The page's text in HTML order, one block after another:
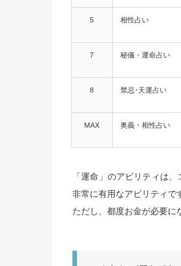
5 相性占い
7 秘儀・運命占い
8 禁忌･天運占い
MAX 奥義・相性占い
「運命」のアビリティは
非常に有用なアビリティで
ただし、都度お金が必要に